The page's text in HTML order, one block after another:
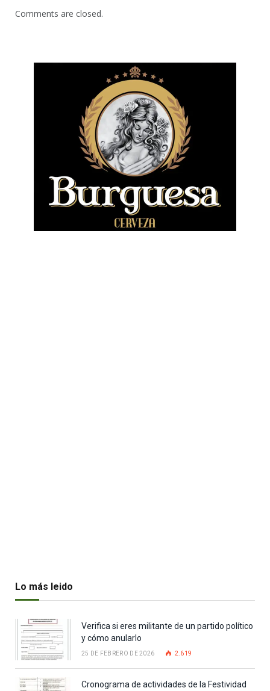
Comments are closed.
Lo más leido
Verifica si eres militante de un partido político
y cómo anularlo
25 DE FEBRERO DE 2026 2.619
Cronograma de actividades de la Festividad